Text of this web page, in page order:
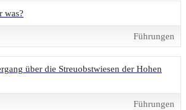
was?
Führungen
über die Streuobstwiesen der Hohen
Führungen